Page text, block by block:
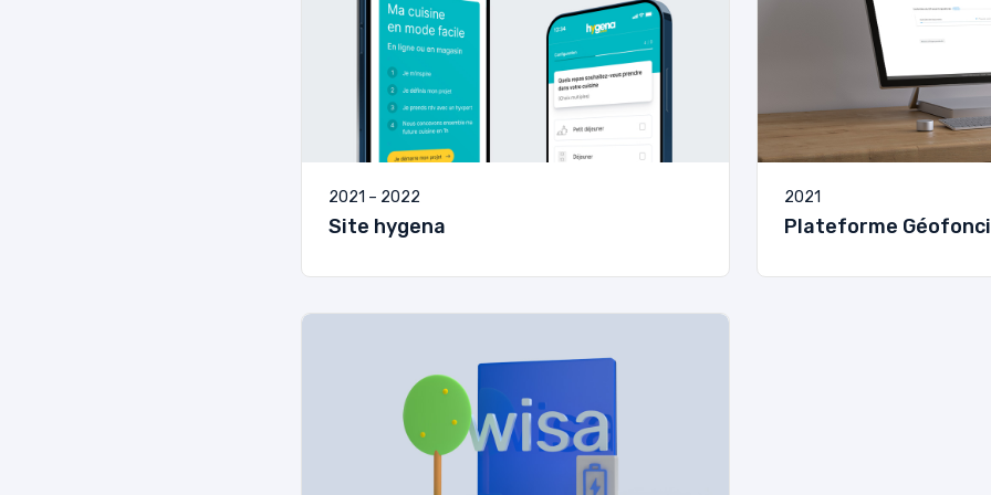
2021 – 2022
Site hygena
2021
Plateforme